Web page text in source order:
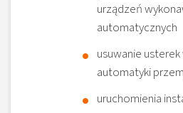
urządzeń
automatycznych
usuwanie usterek
automatyki
uruchomienia